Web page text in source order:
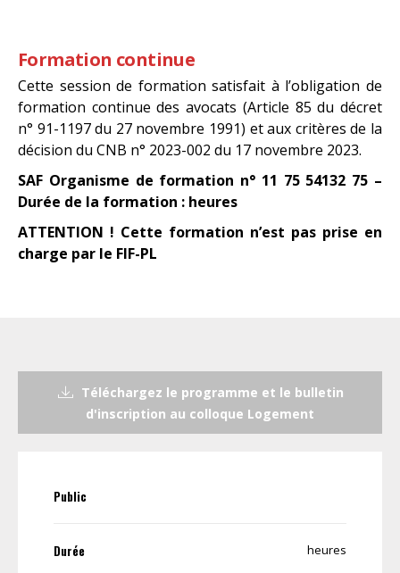
Formation continue
Cette session de formation satisfait à l’obligation de
formation continue des avocats (Article 85 du décret
n° 91-1197 du 27 novembre 1991) et aux critères de la
décision du CNB n° 2023-002 du 17 novembre 2023.
SAF Organisme de formation n° 11 75 54132 75 –
Durée de la formation : heures
ATTENTION ! Cette formation n’est pas prise en
charge par le FIF-PL
Téléchargez le programme et le bulletin
d'inscription au colloque Logement
Public
Durée heures